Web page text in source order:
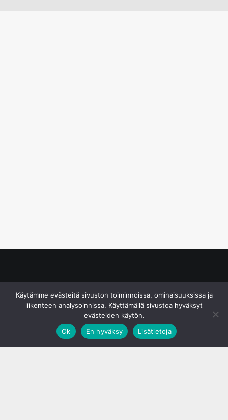
Käytämme evästeitä sivuston toiminnoissa, ominaisuuksissa ja
liikenteen analysoinnissa. Käyttämällä sivustoa hyväksyt
evästeiden käytön.
Ok
En hyväksy Lisätietoja